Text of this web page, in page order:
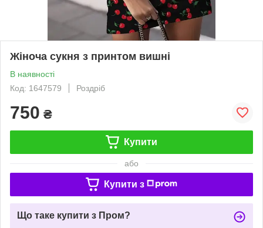
Жіноча сукня з принтом вишні
В наявності
Код: 1647579
Роздріб
750 ₴
Купити
або
Купити з
Що таке купити з Пром?